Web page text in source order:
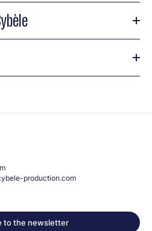
production.com
to the newsletter